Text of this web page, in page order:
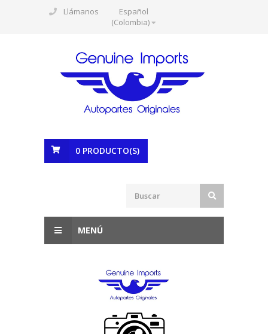
Llámanos
Español
(Colombia)
0 PRODUCTO(S)
MENÚ